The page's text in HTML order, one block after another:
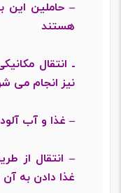
– حاملین این
هستند
ـ انتقال
نیز انجام می
– غذا و آب
– انتقال از
غذا دادن به آن